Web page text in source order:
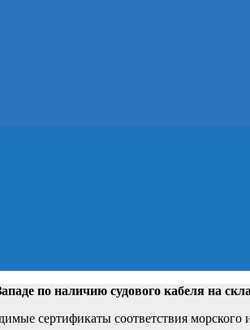
по наличию судового кабеля на
сертификаты соответствия морского